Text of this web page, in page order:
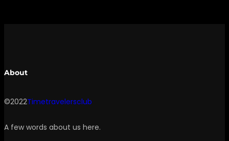
About
©2022Timetravelersclub
A few words about us here.